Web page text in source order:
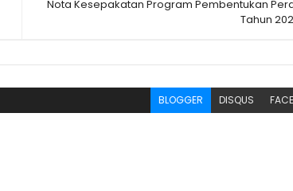
Nota Kesepakatan Program Pembentukan
Tahun
BLOGGER DISQUS